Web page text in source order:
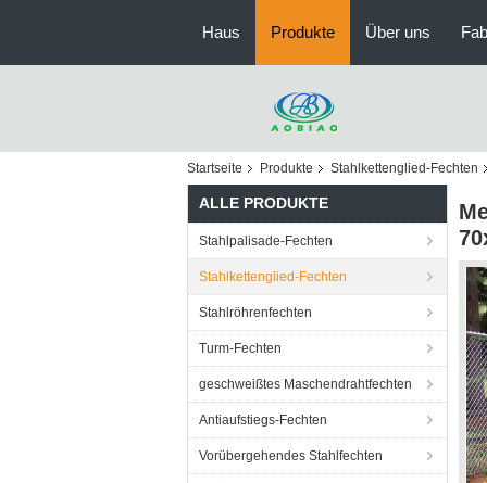
Haus Produkte Über uns
Startseite Produkte Stahlkettenglied-Fechten
ALLE PRODUKTE
Stahlpalisade-Fechten
Stahlkettenglied-Fechten
Stahlröhrenfechten
Turm-Fechten
geschweißtes Maschendrahtfechten
Antiaufstiegs-Fechten
Vorübergehendes Stahlfechten